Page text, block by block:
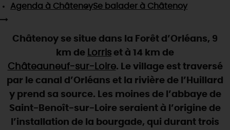
Visitesgourmandesetcréatives
Chic,une aire de pique-nique
guinguettes
Que rapporter du Loiret ?
La Route des Métiers d'Art
TOUT L'ART DE VIVRE
Des vacances auprès des animaux 🐎
(re)Découvrir les coulisses de la Faïencerie de
Gien !
Expérimenter les parcours Baludik
Une saison de festivals 🎉
Rendez-vous de la nature en 2026
Des sorties en famille dans le Loiret !
SE REPÉRER,SE DÉPLACER
RÉSERVERMAINTENANT
Agenda à ChâtenoySe balader à Châtenoy
Châtenoy se situe dans la Forêt d’Orléans, 9
km de Lorris et à 14 km de
Châteauneuf-sur-Loire. Le village est traversé
par le canal d’Orléans et la rivière de l’Huillard
y prend sa source. Les moines de l’abbaye de
Saint-Benoît-sur-Loire seraient à l’origine de
l’installation de la bourgade, qui durant trois